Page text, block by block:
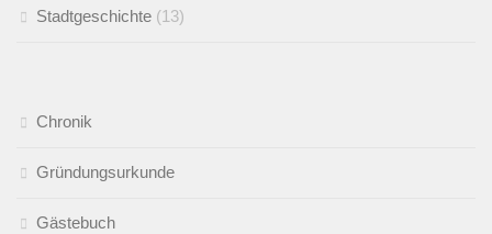
Stadtgeschichte (13)
Chronik
Gründungsurkunde
Gästebuch